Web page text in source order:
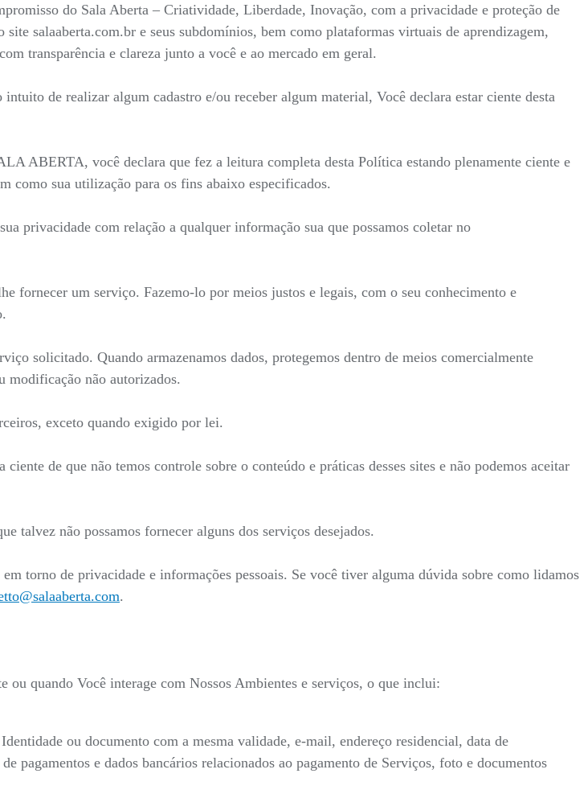
do Sala Aberta – Criatividade, Liberdade, Inovação, com a privacidade e proteção de
salaaberta.com.br e seus subdomínios, bem como plataformas virtuais de aprendizagem,
transparência e clareza junto a você e ao mercado em geral.
de realizar algum cadastro e/ou receber algum material, Você declara estar ciente desta
ABERTA, você declara que fez a leitura completa desta Política estando plenamente ciente e
como sua utilização para os fins abaixo especificados.
privacidade com relação a qualquer informação sua que possamos coletar no
fornecer um serviço. Fazemo-lo por meios justos e legais, com o seu conhecimento e
solicitado. Quando armazenamos dados, protegemos dentro de meios comercialmente
modificação não autorizados.
exceto quando exigido por lei.
de que não temos controle sobre o conteúdo e práticas desses sites e não podemos aceitar
talvez não possamos fornecer alguns dos serviços desejados.
torno de privacidade e informações pessoais. Se você tiver alguma dúvida sobre como lidamos
.
ou quando Você interage com Nossos Ambientes e serviços, o que inclui:
ou documento com a mesma validade, e-mail, endereço residencial, data de
pagamentos e dados bancários relacionados ao pagamento de Serviços, foto e documentos